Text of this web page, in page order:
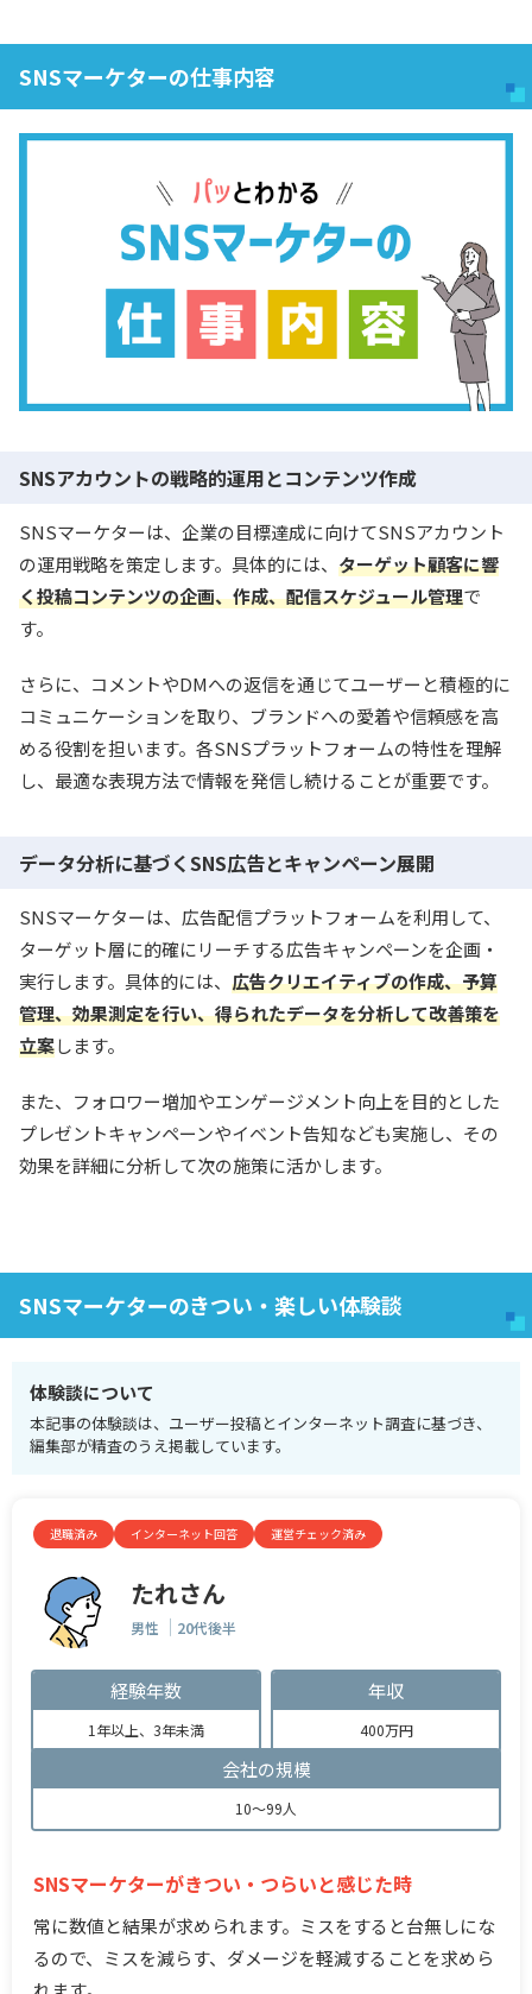
SNSマーケターの仕事内容
SNSアカウントの戦略的運用とコンテンツ作成
SNSマーケターは、企業の目標達成に向けてSNSアカウント
の運用戦略を策定します。具体的には、 ターゲット顧客に響
く投稿コンテンツの企画、作成、配信スケジュール管理で
す。
さらに、コメントやDMへの返信を通じてユーザーと積極的に
コミュニケーションを取り、ブランドへの愛着や信頼感を高
める役割を担います。各SNSプラットフォームの特性を理解
し、最適な表現方法で情報を発信し続けることが重要です。
データ分析に基づくSNS広告とキャンペーン展開
SNSマーケターは、広告配信プラットフォームを利用して、
ターゲット層に的確にリーチする広告キャンペーンを企画・
実行します。具体的には、 広告クリエイティブの作成、予算
管理、効果測定を行い、得られたデータを分析して改善策を
立案します。
また、フォロワー増加やエンゲージメント向上を目的とした
プレゼントキャンペーンやイベント告知なども実施し、その
効果を詳細に分析して次の施策に活かします。
SNSマーケターのきつい・楽しい体験談
体験談について
本記事の体験談は、ユーザー投稿とインターネット調査に基づき、
編集部が精査のうえ掲載しています。
退職済み インターネット回答 運営チェック済み
たれさん
男性 20代後半
経験年数
1年以上、3年未満
年収
400万円
会社の規模
10～99人
SNSマーケターがきつい・つらいと感じた時
常に数値と結果が求められます。ミスをすると台無しにな
るので、ミスを減らす、ダメージを軽減することを求めら